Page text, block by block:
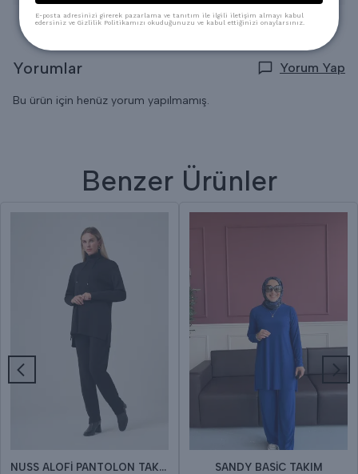
Yorumlar Yorum Yap
Bu ürün için henüz yorum yapılmamış.
Benzer Ürünler
NUSS ALOFİ PANTOLON TAKIM SANDY BASİC TAKIM
E-posta adresinizi girerek pazarlama ve tanıtım ile ilgili iletişim almayı kabul
edersiniz ve Gizlilik Politikamızı okuduğunuzu ve kabul ettiğinizi onaylarsınız.